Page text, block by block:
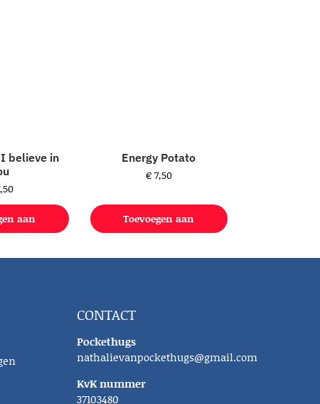
believe in
aan
Energy Potato
€7,50
Toevoegen aan
CONTACT
Pockethugs
nathalievanpockethugs@gmail.com
KvK nummer
37103480